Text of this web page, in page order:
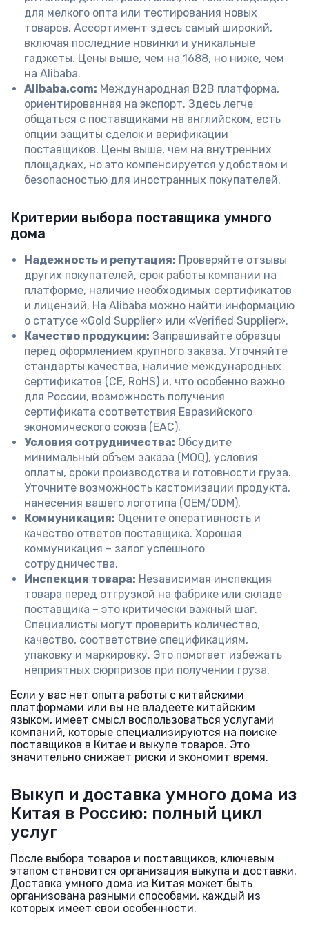
для мелкого опта или тестирования новых
товаров. Ассортимент здесь самый широкий,
включая последние новинки и уникальные
гаджеты. Цены выше, чем на 1688, но ниже, чем
на Alibaba.
Alibaba.com: Международная B2B платформа,
ориентированная на экспорт. Здесь легче
общаться с поставщиками на английском, есть
опции защиты сделок и верификации
поставщиков. Цены выше, чем на внутренних
площадках, но это компенсируется удобством и
безопасностью для иностранных покупателей.
Критерии выбора поставщика умного
дома
Надежность и репутация: Проверяйте отзывы
других покупателей, срок работы компании на
платформе, наличие необходимых сертификатов
и лицензий. На Alibaba можно найти информацию
о статусе «Gold Supplier» или «Verified Supplier».
Качество продукции: Запрашивайте образцы
перед оформлением крупного заказа. Уточняйте
стандарты качества, наличие международных
сертификатов (CE, RoHS) и, что особенно важно
для России, возможность получения
сертификата соответствия Евразийского
экономического союза (ЕАС).
Условия сотрудничества: Обсудите
минимальный объем заказа (MOQ), условия
оплаты, сроки производства и готовности груза.
Уточните возможность кастомизации продукта,
нанесения вашего логотипа (OEM/ODM).
Коммуникация: Оцените оперативность и
качество ответов поставщика. Хорошая
коммуникация – залог успешного
сотрудничества.
Инспекция товара: Независимая инспекция
товара перед отгрузкой на фабрике или складе
поставщика – это критически важный шаг.
Специалисты могут проверить количество,
качество, соответствие спецификациям,
упаковку и маркировку. Это помогает избежать
неприятных сюрпризов при получении груза.
Если у вас нет опыта работы с китайскими
платформами или вы не владеете китайским
языком, имеет смысл воспользоваться услугами
компаний, которые специализируются на поиске
поставщиков в Китае и выкупе товаров. Это
значительно снижает риски и экономит время.
Выкуп и доставка умного дома из
Китая в Россию: полный цикл
услуг
После выбора товаров и поставщиков, ключевым
этапом становится организация выкупа и доставки.
Доставка умного дома из Китая может быть
организована разными способами, каждый из
которых имеет свои особенности.